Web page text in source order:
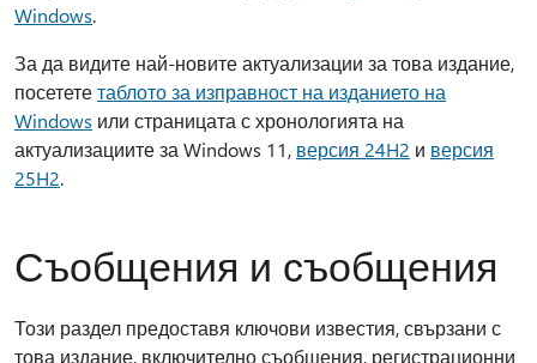
Windows.
За да видите най-новите актуализации за това издание,
посетететаблото за изправност на изданието на
Windows или страницата с хронологията на
актуализациите за Windows 11, версия 24H2 и версия
25H2.
Съобщения и съобщения
Този раздел предоставя ключови известия, свързани с
това издание, включително съобщения, регистрационни